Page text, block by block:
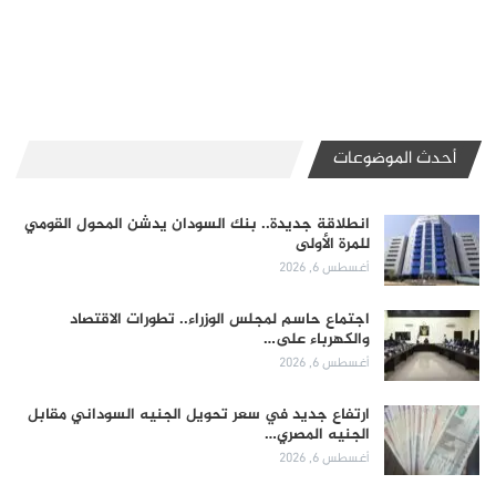
أحدث الموضوعات
انطلاقة جديدة.. بنك السودان يدشن المحول القومي
للمرة الأولى
أغسطس 6, 2026
اجتماع حاسم لمجلس الوزراء.. تطورات الاقتصاد
والكهرباء على…
أغسطس 6, 2026
ارتفاع جديد في سعر تحويل الجنيه السوداني مقابل
الجنيه المصري…
أغسطس 6, 2026